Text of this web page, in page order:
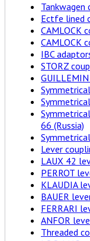
Tankwagen
Ectfe lined
CAMLOCK
CAMLOCK
IBC
STORZ
66 (Russia)
Lever
LAUX 42
PERROT
KLAUDIA
BAUER
FERRARI
ANFOR
Threaded